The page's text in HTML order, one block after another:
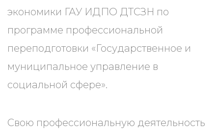
экономики ГАУ ИДПО ДТСЗН по
программе профессиональной
переподготовки «Государственное и
муниципальное управление в
социальной сфере».
Свою профессиональную деятельность